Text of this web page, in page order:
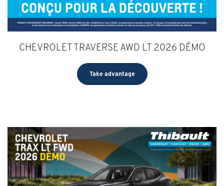
CHEVROLET TRAVERSE AWD LT 2026 DÉMO
Take advantage